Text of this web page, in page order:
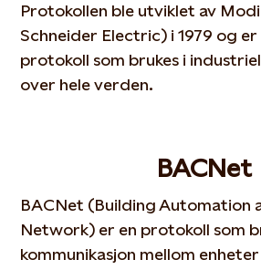
Protokollen ble utviklet av
Schneider Electric) i 1979 og
protokoll som brukes i
over hele verden.
BACNet
BACNet (Building Automation
Network) er en protokoll som
kommunikasjon mellom enheter